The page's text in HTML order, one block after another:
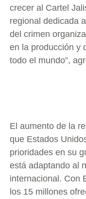
crecer al Cartel
regional dedicada
del crimen
en la producción y
todo el mundo”,
El aumento de la
que Estados
prioridades en su
está adaptando al
internacional. Con
los 15 millones